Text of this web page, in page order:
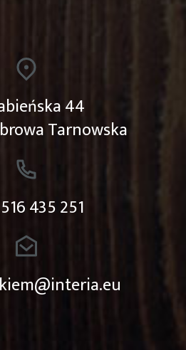
44
Tarnowska
435 251